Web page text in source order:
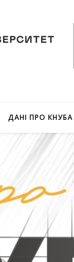
ДАНІ ПРО КНУБА